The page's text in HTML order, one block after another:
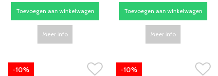
Toevoegen aan winkelwagen
Meer info
Toevoegen aan winkelwagen
Meer info
-10% -10%